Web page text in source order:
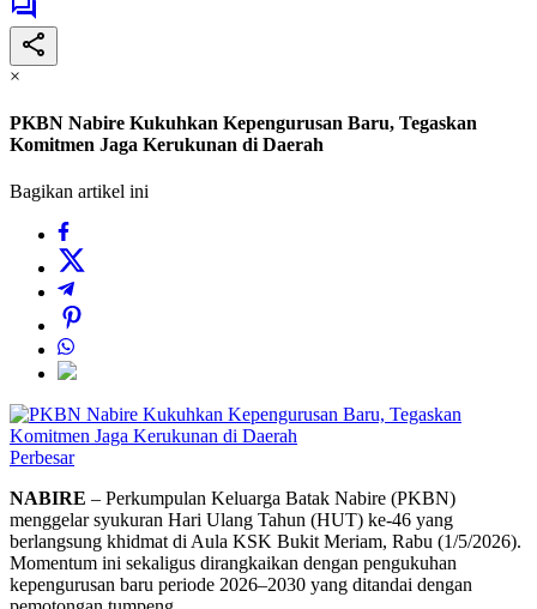
×
PKBN Nabire Kukuhkan Kepengurusan Baru, Tegaskan
Komitmen Jaga Kerukunan di Daerah
Bagikan artikel ini
Perbesar
NABIRE – Perkumpulan Keluarga Batak Nabire (PKBN)
menggelar syukuran Hari Ulang Tahun (HUT) ke-46 yang
berlangsung khidmat di Aula KSK Bukit Meriam, Rabu (1/5/2026).
Momentum ini sekaligus dirangkaikan dengan pengukuhan
kepengurusan baru periode 2026–2030 yang ditandai dengan